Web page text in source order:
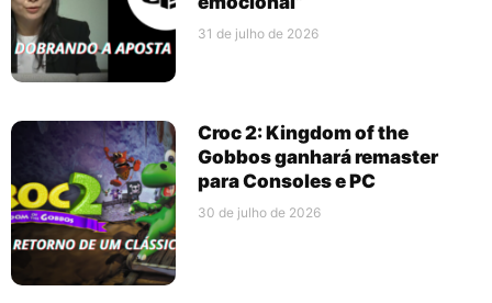
31 de julho de 2026
Croc 2: Kingdom of the
Gobbos ganhará remaster
para Consoles e PC
30 de julho de 2026